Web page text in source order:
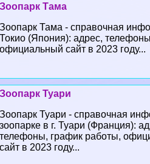
Зоопарк Тама
Зоопарк Тама - справочная
Токио (Япония): адрес,
официальный сайт в 2023 году...
Зоопарк Туари
Зоопарк Туари - справочная
зоопарке в г. Туари (Франция):
телефоны, график работы,
сайт в 2023 году...